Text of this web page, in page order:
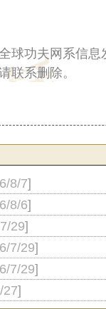
球功夫网系信
联系删除。
8/7]
8/6]
29]
7/29]
7/29]
27]